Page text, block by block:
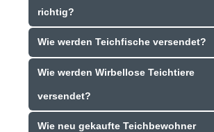
richtig?
Wie werden Teichfische versendet?
Wie werden Wirbellose Teichtiere
versendet?
Wie neu gekaufte Teichbewohner